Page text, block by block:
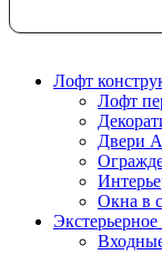
Лофт
Лофт
Двери
Окна в
Экстерьерное